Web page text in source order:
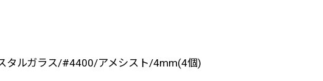
タルガラス/#4400/アメシスト/4mm(4個)